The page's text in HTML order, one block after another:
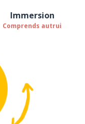
Immersion
Comprends autrui